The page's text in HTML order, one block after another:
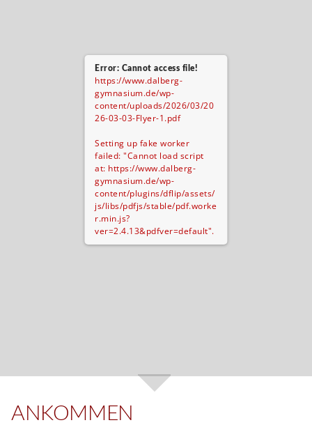
Error: Cannot access file!
https://www.dalberg-
gymnasium.de/wp-
content/uploads/2026/03/20
26-03-03-Flyer-1.pdf
Setting up fake worker
failed: "Cannot load script
at: https://www.dalberg-
gymnasium.de/wp-
content/plugins/dflip/assets/
js/libs/pdfjs/stable/pdf.worke
r.min.js?
ver=2.4.13&pdfver=default".
ANKOMMEN